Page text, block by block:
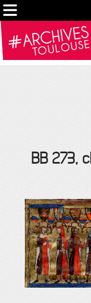
BB 273,
Cookies management